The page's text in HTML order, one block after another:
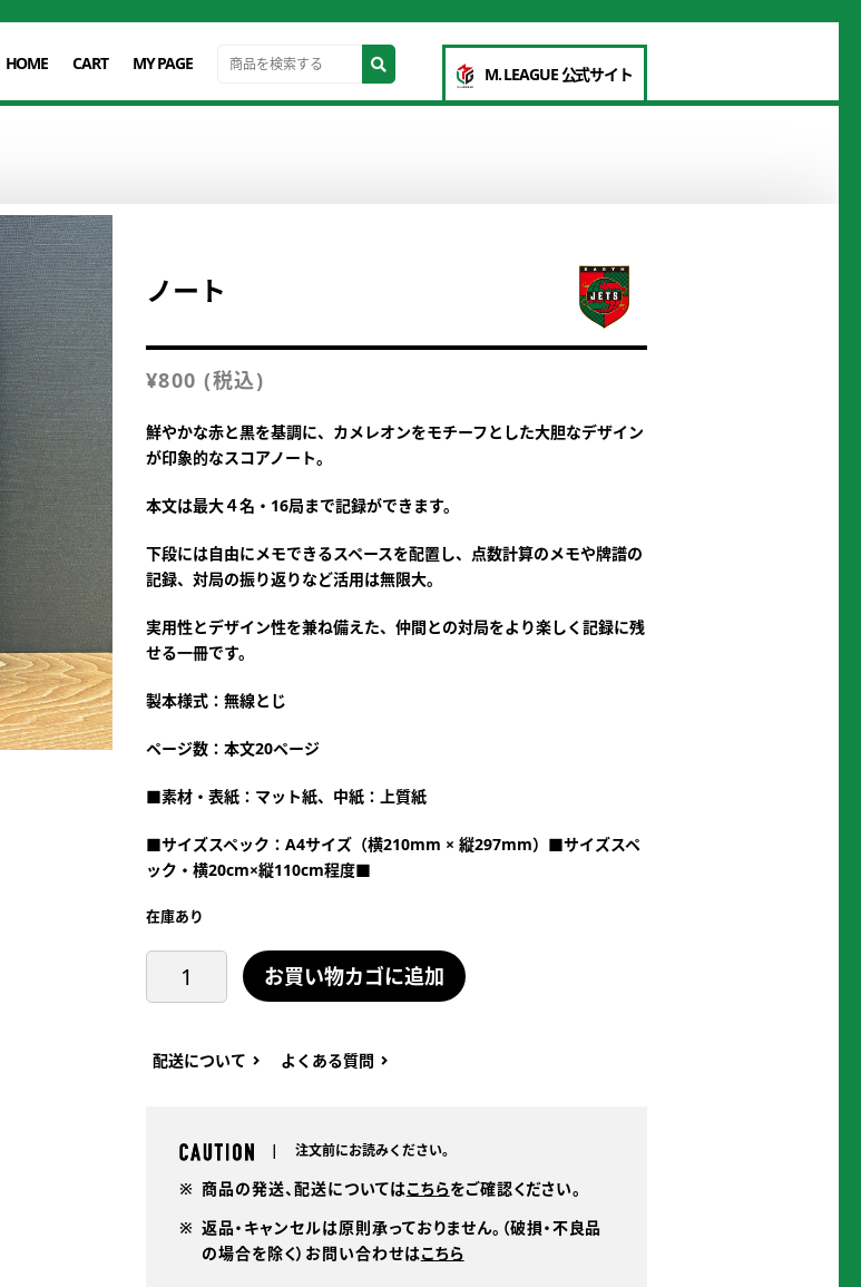
HOME CART MY PAGE
M. LEAGUE 公式サイト
ノート
¥800 (税込)
鮮やかな赤と黒を基調に、カメレオンをモチーフとした大胆なデザイン
が印象的なスコアノート。
本文は最大４名・16局まで記録ができます。
下段には自由にメモできるスペースを配置し、点数計算のメモや牌譜の
記録、対局の振り返りなど活用は無限大。
実用性とデザイン性を兼ね備えた、仲間との対局をより楽しく記録に残
せる一冊です。
製本様式：無線とじ
ページ数：本文20ページ
■素材・表紙：マット紙、中紙：上質紙
■サイズスペック：A4サイズ（横210mm × 縦297mm）■サイズスペ
ック・横20cm×縦110cm程度■
在庫あり
お買い物カゴに追加
配送について よくある質問
注文前にお読みください。
商品の発送、配送についてはこちらをご確認ください。
返品・キャンセルは原則承っておりません。（破損・不良品
の場合を除く）お問い合わせはこちらを